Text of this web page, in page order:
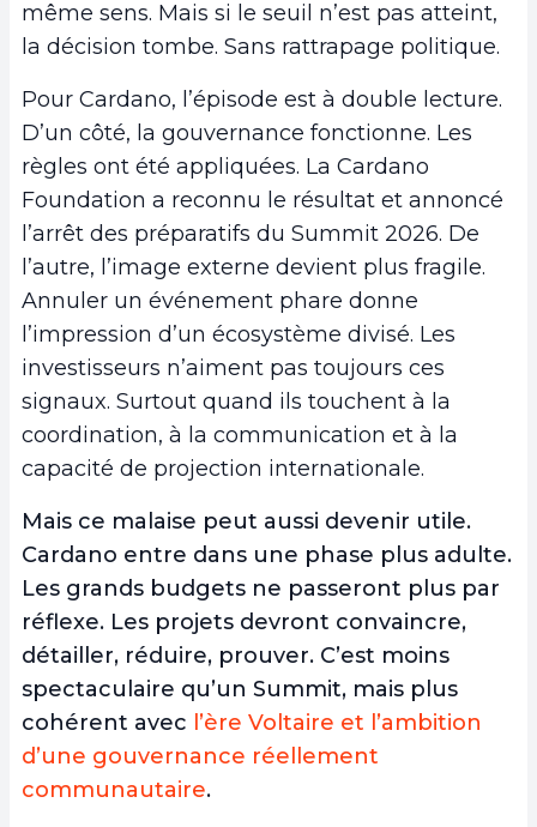
même sens. Mais si le seuil n’est pas atteint,
la décision tombe. Sans rattrapage politique.
Pour Cardano, l’épisode est à double lecture.
D’un côté, la gouvernance fonctionne. Les
règles ont été appliquées. La Cardano
Foundation a reconnu le résultat et annoncé
l’arrêt des préparatifs du Summit 2026. De
l’autre, l’image externe devient plus fragile.
Annuler un événement phare donne
l’impression d’un écosystème divisé. Les
investisseurs n’aiment pas toujours ces
signaux. Surtout quand ils touchent à la
coordination, à la communication et à la
capacité de projection internationale.
Mais ce malaise peut aussi devenir utile.
Cardano entre dans une phase plus adulte.
Les grands budgets ne passeront plus par
réflexe. Les projets devront convaincre,
détailler, réduire, prouver. C’est moins
spectaculaire qu’un Summit, mais plus
cohérent avec l’ère Voltaire et l’ambition
d’une gouvernance réellement
communautaire.